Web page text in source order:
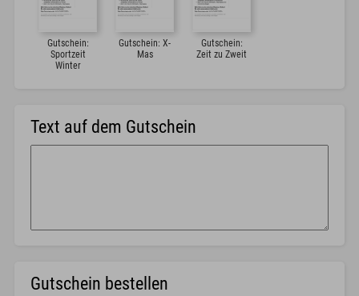
Gutschein:
Sportzeit
Winter
Gutschein: X-
Mas
Gutschein:
Zeit zu Zweit
Text auf dem Gutschein
Gutschein bestellen